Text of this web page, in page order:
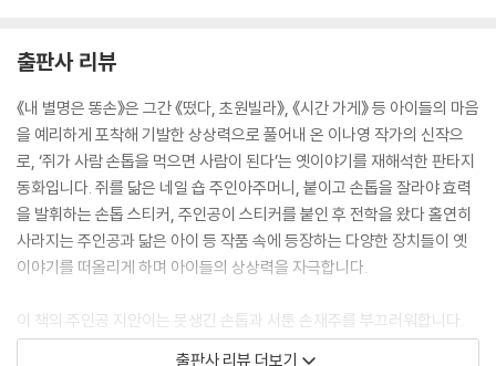
출판사 리뷰
《내 별명은 똥손》은 그간 《떴다, 초원빌라》, 《시간 가게》 등 아이들의 마음
을 예리하게 포착해 기발한 상상력으로 풀어내 온 이나영 작가의 신작으
로, ‘쥐가 사람 손톱을 먹으면 사람이 된다’는 옛이야기를 재해석한 판타지
동화입니다. 쥐를 닮은 네일 숍 주인아주머니, 붙이고 손톱을 잘라야 효력
을 발휘하는 손톱 스티커, 주인공이 스티커를 붙인 후 전학을 왔다 홀연히
사라지는 주인공과 닮은 아이 등 작품 속에 등장하는 다양한 장치들이 옛
이야기를 떠올리게 하며 아이들의 상상력을 자극합니다.
이 책의 주인공 지안이는 못생긴 손톱과 서툰 손재주를 부끄러워합니다.
그러나 지안이와 이름뿐만 아니라 똥손인 것마저 같은 전학생 ‘지안 투’는
출판사 리뷰 더보기